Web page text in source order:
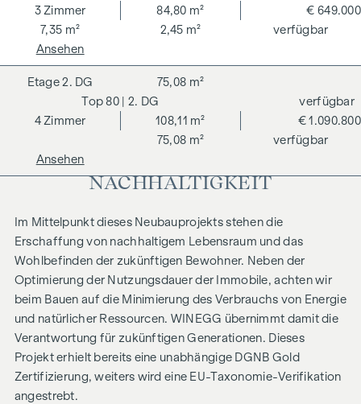
3Zimmer 84,80 m²
7,35 m² 2,45 m²
€ 649.000
verfügbar
Ansehen
80 | 2. DG
2. DG
4Zimmer 108,11 m²
75,08 m²
75,08 m²
€ 1.090.800
verfügbar
verfügbar
Ansehen
NACHHALTIGKEIT
Im Mittelpunkt dieses Neubauprojekts stehen die
Erschaffung von nachhaltigem Lebensraum und das
Wohlbefinden der zukünftigen Bewohner. Neben der
Optimierung der Nutzungsdauer der Immobile, achten wir
beim Bauen auf die Minimierung des Verbrauchs von Energie
und natürlicher Ressourcen. WINEGG übernimmt damit die
Verantwortung für zukünftigen Generationen. Dieses
Projekt erhielt bereits eine unabhängige DGNB Gold
Zertifizierung, weiters wird eine EU-Taxonomie-Verifikation
angestrebt.